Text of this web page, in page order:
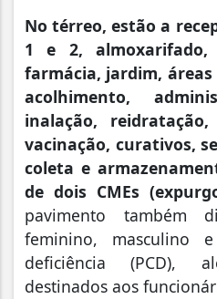
No térreo, estão a
1 e 2, almoxarifado,
farmácia, jardim, áreas
acolhimento,
inalação,
vacinação, curativos,
coleta e
de dois CMEs
pavimento também
feminino, masculino
deficiência (PCD),
destinados aos